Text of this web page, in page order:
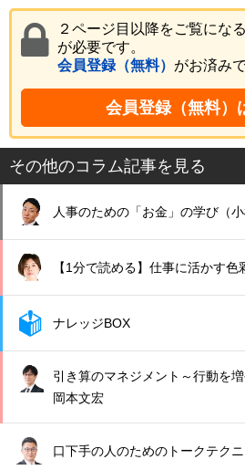
２ページ目以降をご覧になる
が必要です。
会員登録（無料） がお済み
会員登録（無料）
その他のコラム記事を見る
人事のための「お金」の学び（小
【1分で読める】仕事に活かす色
ナレッジBOX
引き算のマネジメント～行動を
岡本文宏
口下手の人のためのトークテク